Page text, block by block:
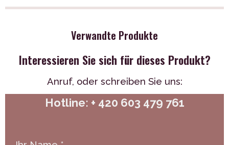
Verwandte Produkte
Interessieren Sie sich für dieses Produkt?
Anruf, oder schreiben Sie uns:
Hotline: + 420 603 479 761